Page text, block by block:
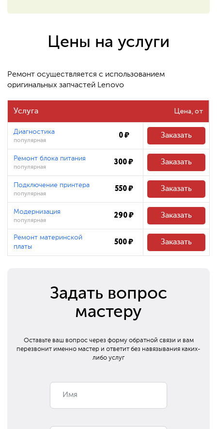
Цены на услуги
Ремонт осуществляется с использованием
оригинальных запчастей Lenovo
Услуга Цена
Диагностика
популярная 0 ₽ Заказать
Ремонт блока питания
популярная 300 ₽ Заказать
Подключение принтера
популярная 550 ₽ Заказать
Модернизация
популярная 290 ₽ Заказать
Ремонт материнской
платы
500 ₽ Заказать
Задать вопрос
мастеру
Оставьте ваш вопрос через форму обратной связи и вам
перезвонит именно мастер и ответит без навязывания каких-
либо услуг